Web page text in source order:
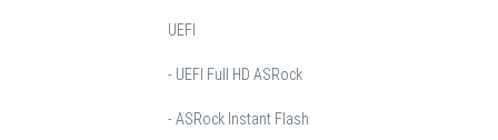
UEFI
- UEFI Full HD ASRock
- ASRock Instant Flash